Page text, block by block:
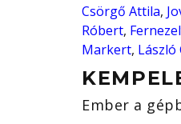
Csörgő Attila,
Róbert,
Markert, László
Ember a